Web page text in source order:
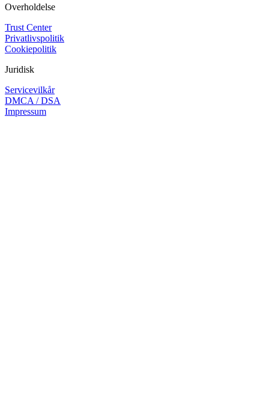
Overholdelse
Trust Center
Privatlivspolitik
Cookiepolitik
Juridisk
Servicevilkår
DMCA / DSA
Impressum